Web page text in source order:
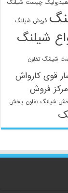
چیست شیلنگ
فروش شیلنگ
شیلنگ
شیلنگ تفلون
قوی کارواش
مرکز فروش
شیلنگ تفلون پخش